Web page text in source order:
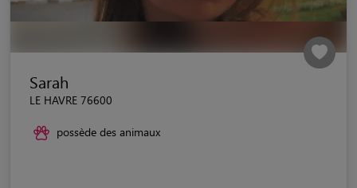
Sarah
LE HAVRE 76600
possède des animaux